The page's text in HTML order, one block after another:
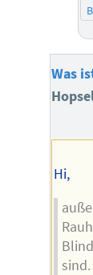
Was
Hi,
sind.